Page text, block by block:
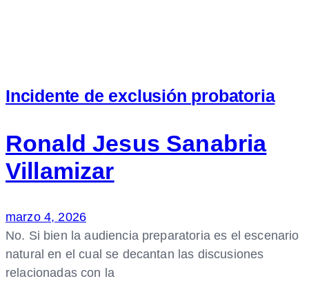
Incidente de exclusión probatoria
Ronald Jesus Sanabria
Villamizar
marzo 4, 2026
No. Si bien la audiencia preparatoria es el escenario
natural en el cual se decantan las discusiones
relacionadas con la